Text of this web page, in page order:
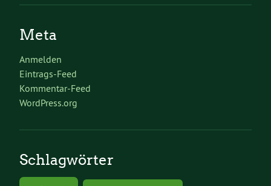
Meta
Anmelden
Eintrags-Feed
Kommentar-Feed
WordPress.org
Schlagwörter